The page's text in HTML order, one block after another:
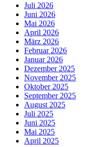
Juli 2026
Juni 2026
Mai 2026
April 2026
März 2026
Februar 2026
Januar 2026
Dezember 2025
November 2025
Oktober 2025
September 2025
August 2025
Juli 2025
Juni 2025
Mai 2025
April 2025